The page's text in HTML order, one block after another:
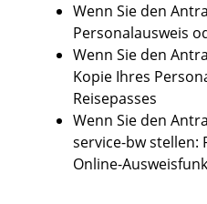
Wenn Sie den
Personalausweis
Wenn Sie den
Kopie Ihres
Reisepasses
Wenn Sie den
service-bw stellen:
Online-